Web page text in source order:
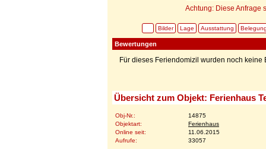
Achtung: Diese Anfrage
Bilder Lage Ausstattung
Bewertungen
Für dieses Feriendomizil wurden noch
Übersicht zum Objekt: Ferienhaus
Obj-Nr.:
14875
Objektart:
Ferienhaus
Online seit:
11.06.2015
Aufrufe:
33057